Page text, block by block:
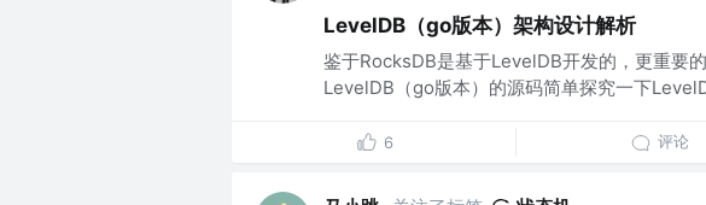
LevelDB（go版本）架构设计解析
鉴于RocksDB是基于LevelDB开发的，更重要
LevelDB（go版本）的源码简单探究一下
6 评论